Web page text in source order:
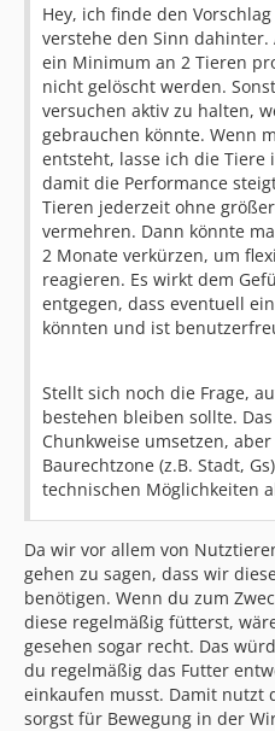
Hey, ich finde den
verstehe den Sinn
ein Minimum an 2 Tieren
nicht gelöscht werden.
versuchen aktiv zu halten,
gebrauchen könnte. Wenn
entsteht, lasse ich die Tiere
damit die Performance
Tieren jederzeit ohne
vermehren. Dann könnte
2 Monate verkürzen, um
reagieren. Es wirkt dem
entgegen, dass eventuell
könnten und ist
Stellt sich noch die Frage,
bestehen bleiben sollte.
Chunkweise umsetzen,
Baurechtzone (z.B. Stadt,
technischen Möglichkeiten
Da wir vor allem von
gehen zu sagen, dass wir
benötigen. Wenn du zum
diese regelmäßig fütterst,
gesehen sogar recht. Das
du regelmäßig das Futter
einkaufen musst. Damit nutzt
sorgst für Bewegung in der